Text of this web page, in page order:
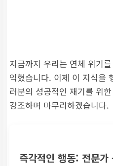
지금까지 우리는 연체 위기
익혔습니다. 이제 이 지식을
러분의 성공적인 재기를 위
강조하며 마무리하겠습니다.
즉각적인 행동: 전문